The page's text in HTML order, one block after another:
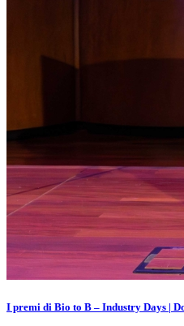
I premi di Bio to B – Industry Days |